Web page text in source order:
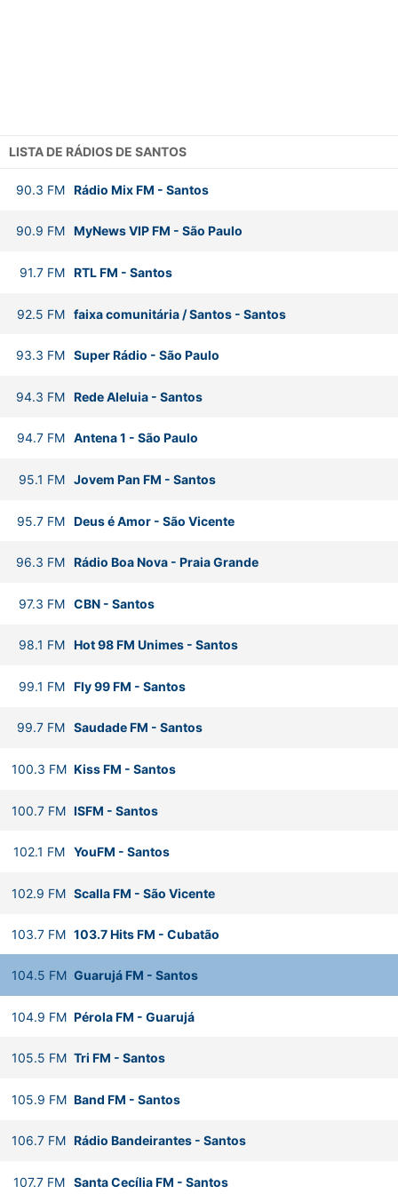
LISTA DE RÁDIOS DE SANTOS
90.3 FM Rádio Mix FM - Santos
90.9 FM MyNews VIP FM - São Paulo
91.7 FM RTL FM - Santos
92.5 FM faixa comunitária / Santos- Santos
93.3 FM Super Rádio - São Paulo
94.3 FM Rede Aleluia- Santos
94.7 FM Antena 1 - São Paulo
95.1 FM Jovem Pan FM - Santos
95.7 FM Deus é Amor- São Vicente
96.3 FM Rádio Boa Nova- Praia Grande
97.3 FM CBN- Santos
98.1 FM Hot 98 FM Unimes- Santos
99.1 FM Fly 99 FM - Santos
99.7 FM Saudade FM - Santos
100.3 FM Kiss FM - Santos
100.7 FM ISFM - Santos
102.1 FM YouFM - Santos
102.9 FM Scalla FM - São Vicente
103.7 FM 103.7 Hits FM - Cubatão
104.5 FM Guarujá FM - Santos
104.9 FM Pérola FM - Guarujá
105.5 FM Tri FM - Santos
105.9 FM Band FM - Santos
106.7 FM Rádio Bandeirantes- Santos
107.7 FM Santa Cecília FM - Santos